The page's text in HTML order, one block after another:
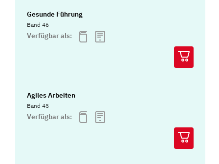
Gesunde Führung
Band 46
Verfügbar als:
Agiles Arbeiten
Band 45
Verfügbar als: